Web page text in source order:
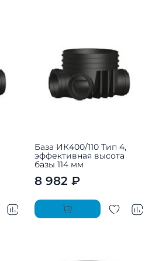
База ИК400/110 Тип 4,
эффективная высота
базы 114 мм
8 982 ₽